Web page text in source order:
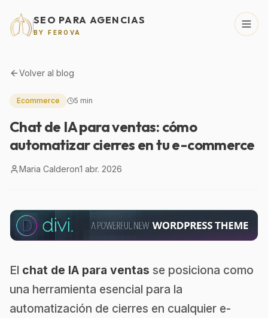
SEO PARA AGENCIAS
BY FEROVA
Volver al blog
Ecommerce 5 min
Chat de IA para ventas: cómo
automatizar cierres en tu e-commerce
Maria Calderon1 abr. 2026
El chat de IA para ventas se posiciona como
una herramienta esencial para la
automatización de cierres en cualquier e-